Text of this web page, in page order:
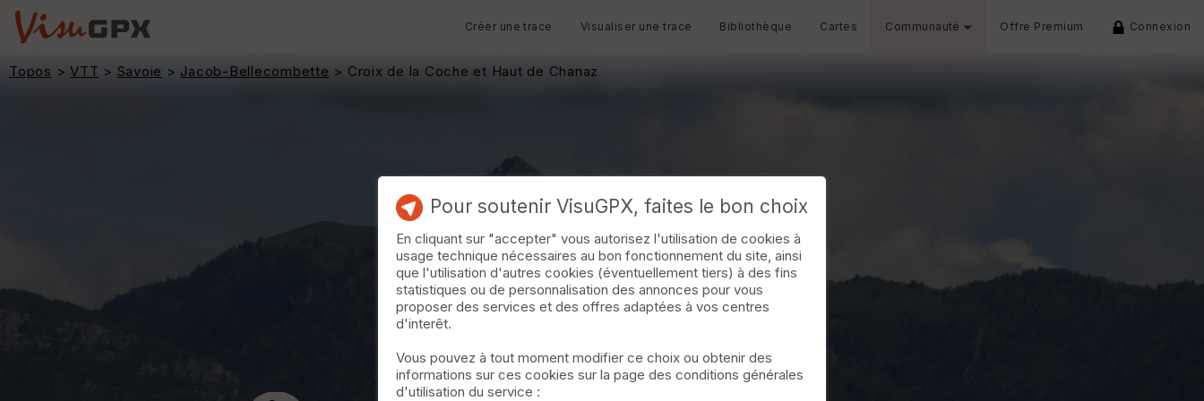
Créer une trace Visualiser une trace Bibliothèque Cartes Communauté Offre Premium Connexion
Topos > VTT > Savoie > Jacob-Bellecombette > Croix de la Coche et Haut de Chanaz
Pour soutenir VisuGPX, faites le bon choix
En cliquant sur "accepter" vous autorisez l'utilisation de cookies à
usage technique nécessaires au bon fonctionnement du site, ainsi
que l'utilisation d'autres cookies (éventuellement tiers) à des fins
statistiques ou de personnalisation des annonces pour vous
proposer des services et des offres adaptées à vos centres
d'interêt.
Vous pouvez à tout moment modifier ce choix ou obtenir des
informations sur ces cookies sur la page des conditions générales
d'utilisation du service :